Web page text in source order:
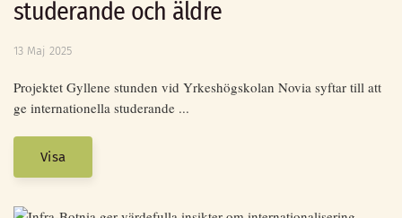
studerande och äldre
13 Maj 2025
Projektet Gyllene stunden vid Yrkeshögskolan Novia syftar till att
ge internationella studerande ...
Visa